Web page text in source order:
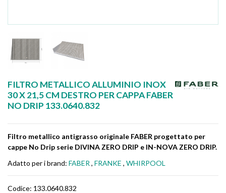
FILTRO METALLICO ALLUMINIO INOX
30 X 21,5 CM DESTRO PER CAPPA FABER
NO DRIP 133.0640.832
Filtro metallico antigrasso originale FABER progettato per
cappe No Drip serie DIVINA ZERO DRIP e IN-NOVA ZERO DRIP.
Adatto per i brand: FABER , FRANKE , WHIRPOOL
Codice: 133.0640.832